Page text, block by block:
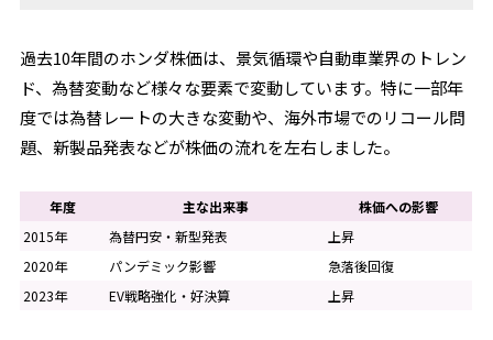
過去10年間のホンダ株価は、景気循環や自動車業界のトレン
ド、為替変動など様々な要素で変動しています。特に一部年
度では為替レートの大きな変動や、海外市場でのリコール問
題、新製品発表などが株価の流れを左右しました。
年度 主な出来事
株価への影響
2015年
為替円安・新型発表
上昇
2020年
パンデミック影響
急落後回復
2023年
EV戦略強化・好決算 上昇